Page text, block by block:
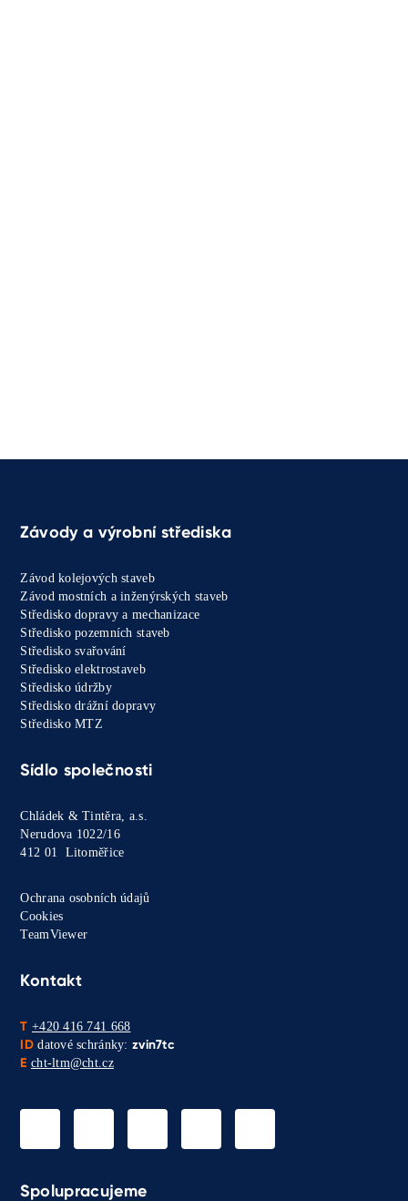
Závody a výrobní střediska
Závod kolejových staveb
Závod mostních a inženýrských staveb
Středisko dopravy a mechanizace
Středisko pozemních staveb
Středisko svařování
Středisko elektrostaveb
Středisko údržby
Středisko drážní dopravy
Středisko MTZ
Sídlo společnosti
Chládek & Tintěra, a.s.
Nerudova 1022/16
412 01 Litoměřice
Ochrana osobních údajů
Cookies
TeamViewer
Kontakt
T +420 416 741 668
ID datové schránky:zvin7tc
E cht-ltm@cht.cz
Spolupracujeme